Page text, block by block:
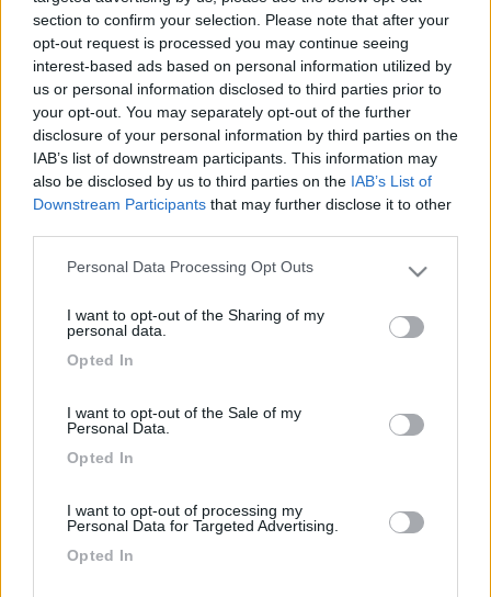
section to confirm your selection. Please note that after your
opt-out request is processed you may continue seeing
interest-based ads based on personal information utilized by
us or personal information disclosed to third parties prior to
your opt-out. You may separately opt-out of the further
disclosure of your personal information by third parties on the
IAB’s list of downstream participants. This information may
also be disclosed by us to third parties on the IAB’s List of
Downstream Participants that may further disclose it to other
Please note that this website/app uses one or more Google
not limited to your visit or usage behaviour. You may click to
use your data for below specified purposes in below Google
Personal Data Processing Opt Outs
I want to opt-out of the Sharing of my
personal data.
Opted In
I want to opt-out of the Sale of my
Personal Data.
Opted In
I want to opt-out of processing my
Personal Data for Targeted Advertising.
Opted In
p.s. in alternativa potresti prendere in considerazione il classico
oblò 40x40: ti garantirebbe ricircolo d'aria, spenderesti molto
meno ed il lavoro sarebbe meno invasivo. Tieni presente che
non sempre chi ha maxi oblò ne è entusiasta ...
Seguimi su:
Modificato da ilcamaleonte il 30/04/2017 alle 10:44:51
IZ4DJI
Inserito il30/04/2017 alle:15:18:28
In risposta al messaggio di